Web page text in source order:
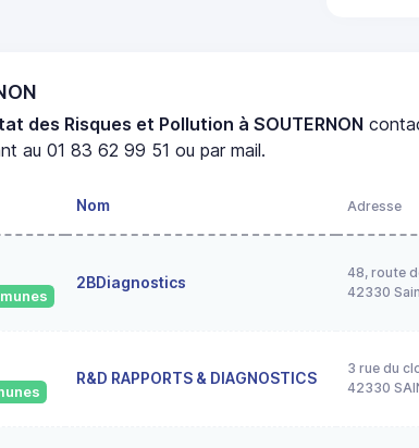
des Risques et Pollution à SOUTERNON
au 01 83 62 99 51 ou par mail.
Nom Adresse
2BDiagnostics
48, route
42330
R&D RAPPORTS & DIAGNOSTICS
3 rue du
42330